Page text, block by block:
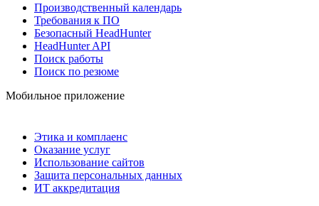
Производственный календарь
Требования к ПО
Безопасный HeadHunter
HeadHunter API
Поиск работы
Поиск по резюме
Мобильное приложение
Этика и комплаенс
Оказание услуг
Использование сайтов
Защита персональных данных
ИТ аккредитация